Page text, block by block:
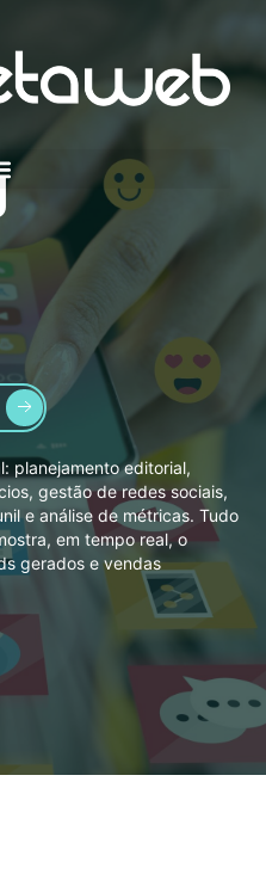
planejamento editorial,
gestão de redes sociais,
e análise de métricas. Tudo
em tempo real, o
gerados e vendas